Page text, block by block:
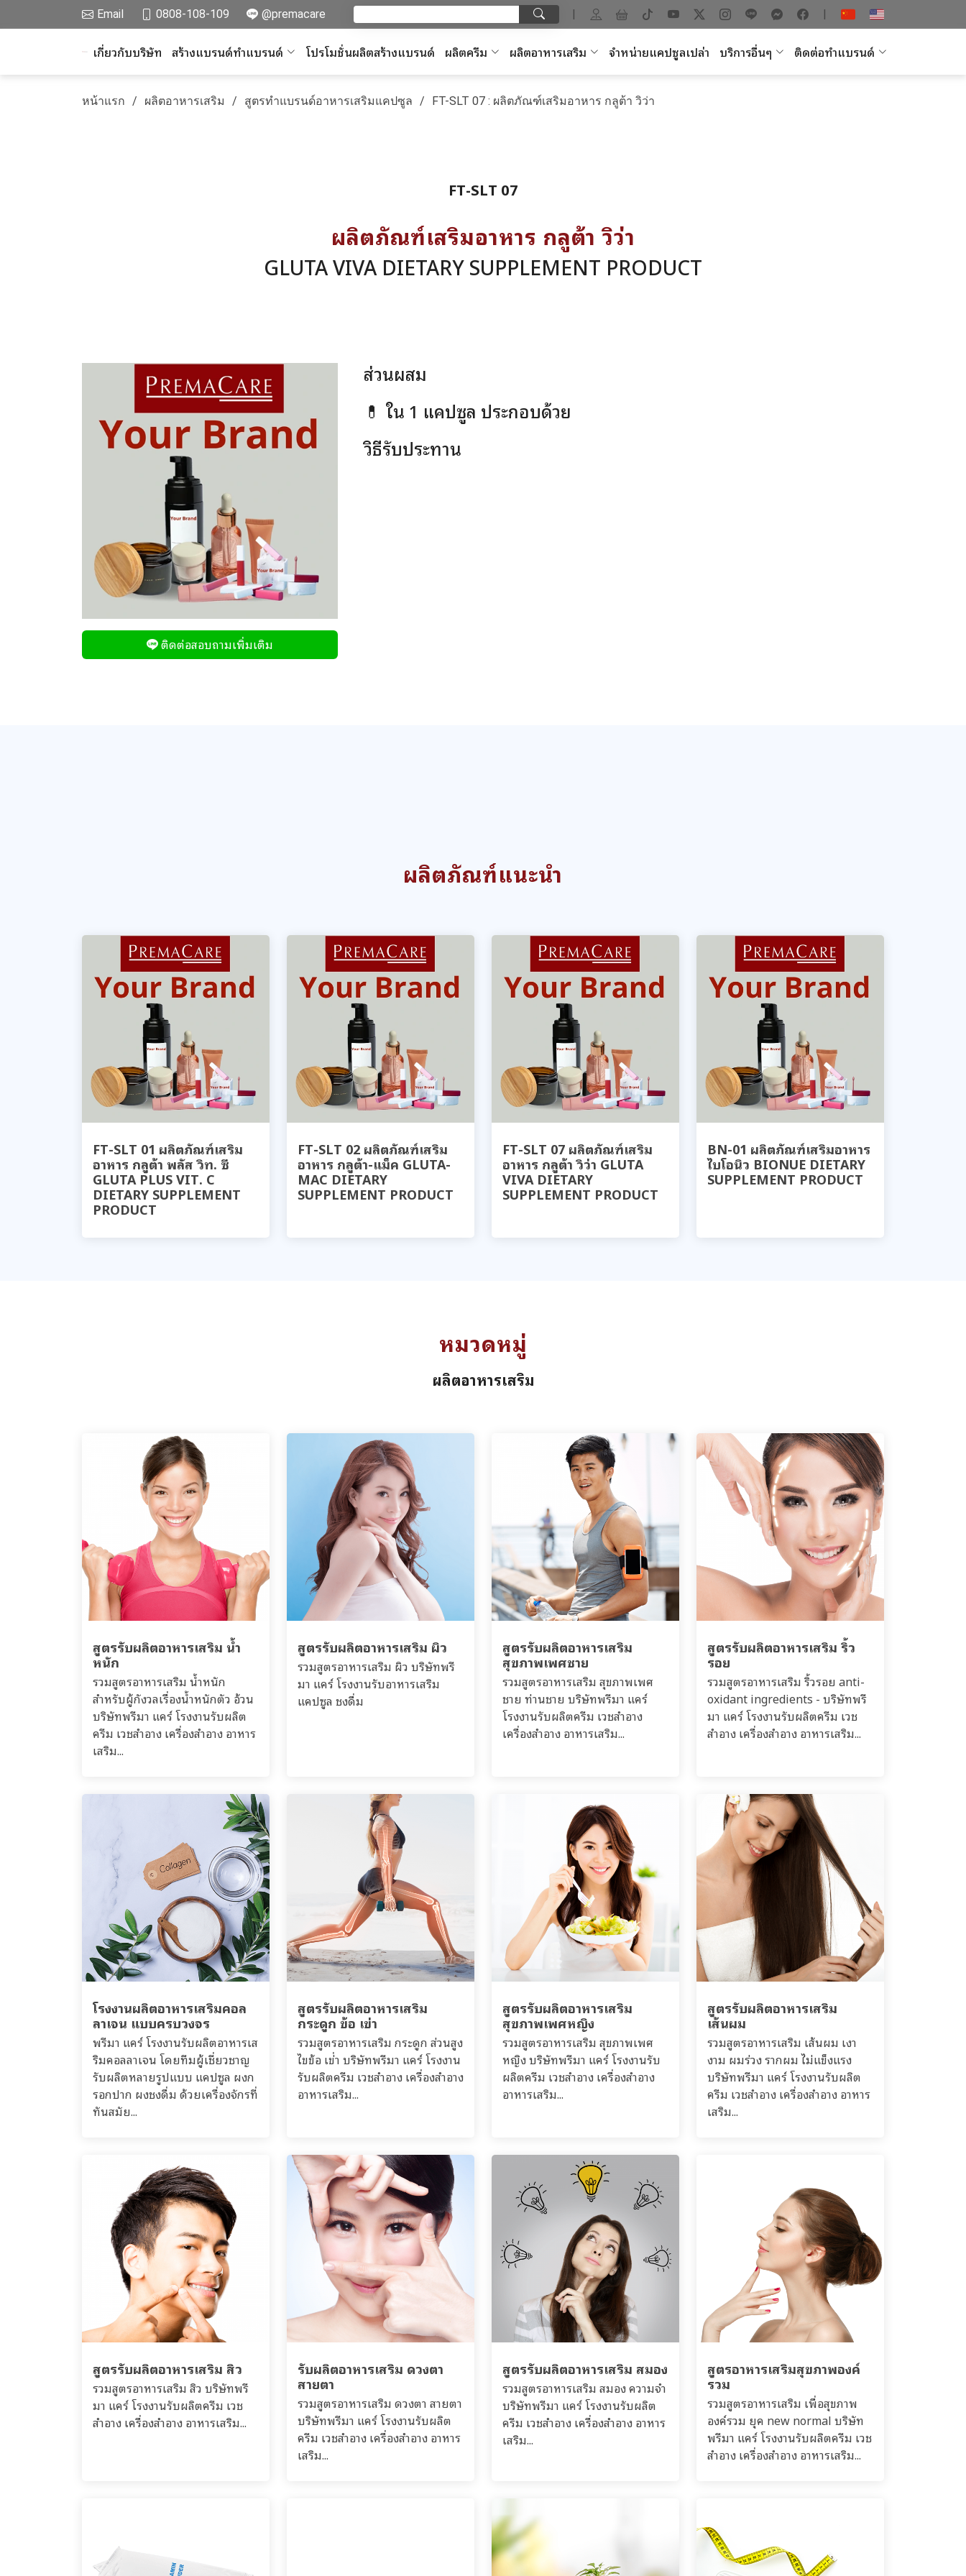
Email 0808-108-109 @premacare | |
เกี่ยวกับบริษัท สร้างแบรนด์ทำแบรนด์ โปรโมชั่นผลิตสร้างแบรนด์ ผลิตครีม ผลิตอาหารเสริม จำหน่ายแคปซูลเปล่า บริการอื่นๆ ติดต่อทำแบรนด์
หน้าแรก ผลิตอาหารเสริม สูตรทำแบรนด์อาหารเสริมแคปซูล FT-SLT 07 : ผลิตภัณฑ์เสริมอาหาร กลูต้า วิว่า
FT-SLT 07
ผลิตภัณฑ์เสริมอาหาร กลูต้า วิว่า
GLUTA VIVA DIETARY SUPPLEMENT PRODUCT
ติดต่อสอบถามเพิ่มเติม
ส่วนผสม
💊 ใน 1 แคปซูล ประกอบด้วย
วิธีรับประทาน
ผลิตภัณฑ์แนะนำ
FT-SLT 01 ผลิตภัณฑ์เสริม
อาหาร กลูต้า พลัส วิท. ซี
GLUTA PLUS VIT. C
DIETARY SUPPLEMENT
PRODUCT
FT-SLT 02 ผลิตภัณฑ์เสริม
อาหาร กลูต้า-แม็ค GLUTA-
MAC DIETARY
SUPPLEMENT PRODUCT
FT-SLT 07 ผลิตภัณฑ์เสริม
อาหาร กลูต้า วิว่า GLUTA
VIVA DIETARY
SUPPLEMENT PRODUCT
BN-01 ผลิตภัณฑ์เสริมอาหาร
ไบโอนิว BIONUE DIETARY
SUPPLEMENT PRODUCT
หมวดหมู่
ผลิตอาหารเสริม
สูตรรับผลิตอาหารเสริม น้ำ
หนัก
รวมสูตรอาหารเสริม น้ำหนัก
สำหรับผู้กังวลเรื่องน้ำหนักตัว อ้วน
บริษัทพรีมา แคร์ โรงงานรับผลิต
ครีม เวชสำอาง เครื่องสำอาง อาหาร
เสริม...
สูตรรับผลิตอาหารเสริม ผิว
รวมสูตรอาหารเสริม ผิว บริษัทพรี
มา แคร์ โรงงานรับอาหารเสริม
แคปซูล ชงดื่ม
สูตรรับผลิตอาหารเสริม
สุขภาพเพศชาย
รวมสูตรอาหารเสริม สุขภาพเพศ
ชาย ท่านชาย บริษัทพรีมา แคร์
โรงงานรับผลิตครีม เวชสำอาง
เครื่องสำอาง อาหารเสริม...
สูตรรับผลิตอาหารเสริม ริ้ว
รอย
รวมสูตรอาหารเสริม ริ้วรอย anti-
oxidant ingredients - บริษัทพรี
มา แคร์ โรงงานรับผลิตครีม เวช
สำอาง เครื่องสำอาง อาหารเสริม...
โรงงานผลิตอาหารเสริมคอล
ลาเจน แบบครบวงจร
พรีมา แคร์ โรงงานรับผลิตอาหารเส
ริมคอลลาเจน โดยทีมผู้เชี่ยวชาญ
รับผลิตหลายรูปแบบ แคปซูล ผงก
รอกปาก ผงชงดื่ม ด้วยเครื่องจักรที่
ทันสมัย...
สูตรรับผลิตอาหารเสริม
กระดูก ข้อ เข่า
รวมสูตรอาหารเสริม กระดูก ส่วนสูง
ไขข้อ เข่่า บริษัทพรีมา แคร์ โรงงาน
รับผลิตครีม เวชสำอาง เครื่องสำอาง
อาหารเสริม...
สูตรรับผลิตอาหารเสริม
สุขภาพเพศหญิง
รวมสูตรอาหารเสริม สุขภาพเพศ
หญิง บริษัทพรีมา แคร์ โรงงานรับ
ผลิตครีม เวชสำอาง เครื่องสำอาง
อาหารเสริม...
สูตรรับผลิตอาหารเสริม
เส้นผม
รวมสูตรอาหารเสริม เส้นผม เงา
งาม ผมร่วง รากผม ไ่ม่แข็งแรง
บริษัทพรีมา แคร์ โรงงานรับผลิต
ครีม เวชสำอาง เครื่องสำอาง อาหาร
เสริม...
สูตรรับผลิตอาหารเสริม สิว
รวมสูตรอาหารเสริม สิว บริษัทพรี
มา แคร์ โรงงานรับผลิตครีม เวช
สำอาง เครื่องสำอาง อาหารเสริม...
รับผลิตอาหารเสริม ดวงตา
สายตา
รวมสูตรอาหารเสริม ดวงตา สายตา
บริษัทพรีมา แคร์ โรงงานรับผลิต
ครีม เวชสำอาง เครื่องสำอาง อาหาร
เสริม...
สูตรรับผลิตอาหารเสริม สมอง
รวมสูตรอาหารเสริม สมอง ความจำ
บริษัทพรีมา แคร์ โรงงานรับผลิต
ครีม เวชสำอาง เครื่องสำอาง อาหาร
เสริม...
สูตรอาหารเสริมสุขภาพองค์
รวม
รวมสูตรอาหารเสริม เพื่อสุขภาพ
องค์รวม ยุค new normal บริษัท
พรีมา แคร์ โรงงานรับผลิตครีม เวช
สำอาง เครื่องสำอาง อาหารเสริม...